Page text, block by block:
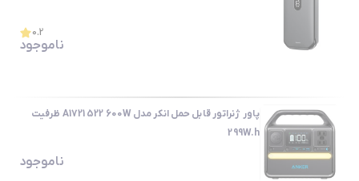
0.2
ناموجود
پاور ژنراتور قابل حمل انکر مدل A1721 522 600W ظرفیت
299W.h
ناموجود